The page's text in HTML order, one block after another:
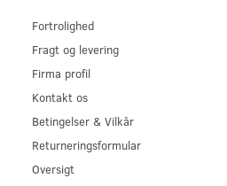
Fortrolighed
Fragt og levering
Firma profil
Kontakt os
Betingelser & Vilkår
Returneringsformular
Oversigt